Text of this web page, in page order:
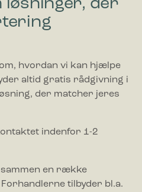
løsninger, der
hvordan vi kan hjælpe
altid gratis rådgivning i
der matcher jeres
indenfor 1-2
en række
tilbyder bl.a.